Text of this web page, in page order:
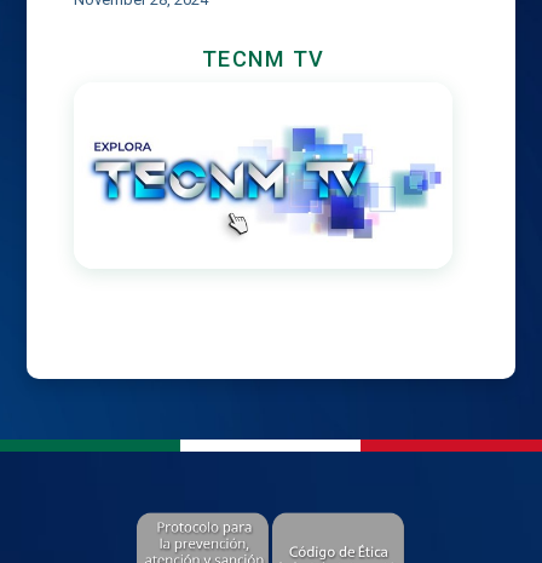
TECNM TV